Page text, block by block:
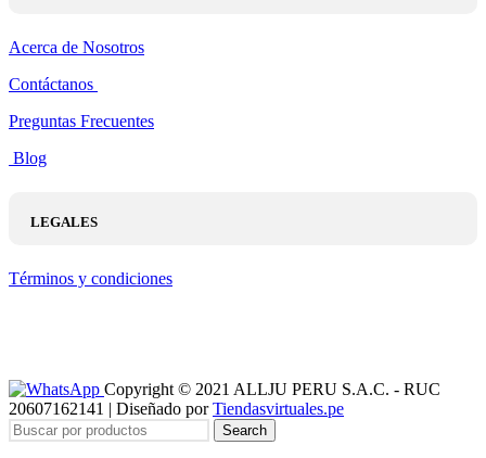
Acerca de Nosotros
Contáctanos
Preguntas Frecuentes
Blog
LEGALES
Términos y condiciones
Copyright © 2021 ALLJU PERU S.A.C. - RUC
20607162141 | Diseñado porTiendasvirtuales.pe
Search